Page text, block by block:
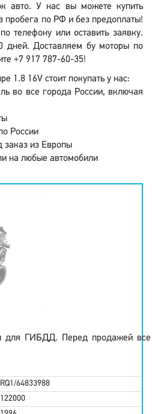
авто. У нас вы можете купить
пробега по РФ и без предоплаты!
телефону или оставить заявку.
дней. Доставляем бу моторы по
+7 917 787-60-35!
1.8 16V стоит покупать у нас:
во все города России, включая
России
заказ из Европы
на любые автомобили
для ГИБДД. Перед продажей все
RQ1/64833988
122000